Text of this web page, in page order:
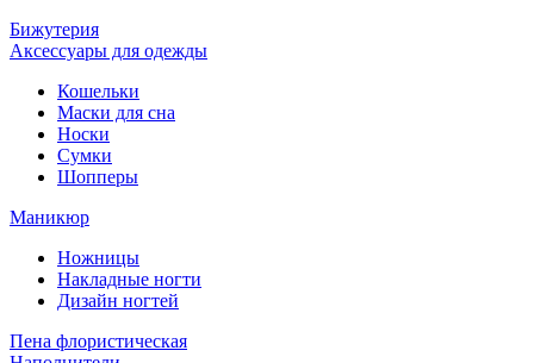
Бижутерия
Аксессуары для одежды
Кошельки
Маски для сна
Носки
Сумки
Шопперы
Маникюр
Ножницы
Накладные ногти
Дизайн ногтей
Пена флористическая